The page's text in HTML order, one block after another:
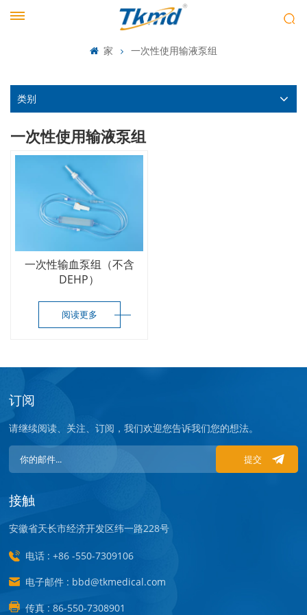
家 一次性使用输液泵组
类别
一次性使用输液泵组
一次性输血泵组（不含
DEHP）
阅读更多
订阅
请继续阅读、关注、订阅，我们欢迎您告诉我们您的想法。
提交
接触
安徽省天长市经济开发区纬一路228号
电话 : +86 -550-7309106
电子邮件 : bbd@tkmedical.com
传真 : 86-550-7308901